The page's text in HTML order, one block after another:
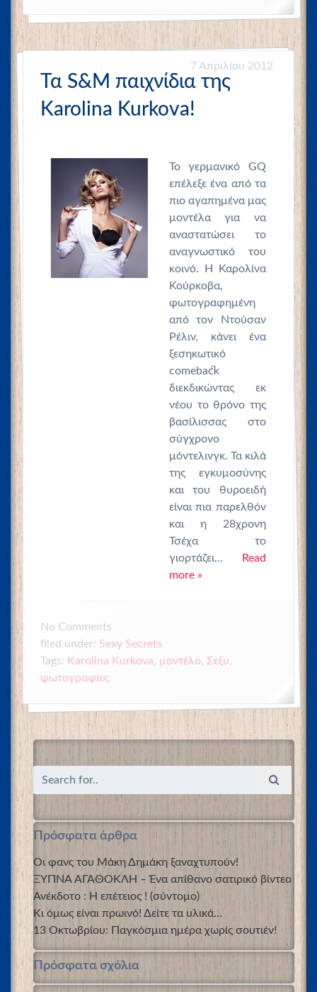
7 Απριλίου 2012
Τα S&M παιχνίδια της
Karolina Kurkova!
Το γερμανικό GQ
επέλεξε ένα από τα
πιο αγαπημένα μας
μοντέλα για να
αναστατώσει το
αναγνωστικό του
κοινό. Η Καρολίνα
Κούρκοβα,
φωτογραφημένη
από τον Ντούσαν
Ρέλιν, κάνει ένα
ξεσηκωτικό
comeback
διεκδικώντας εκ
νέου το θρόνο της
βασίλισσας στο
σύγχρονο
μόντελινγκ. Τα κιλά
της εγκυμοσύνης
και του θυροειδή
είναι πια παρελθόν
και η 28χρονη
Τσέχα το
γιορτάζει…
Read
more »
No Comments
filed under: Sexy Secrets
Tags: Karolina Kurkova, μοντέλο, Σεξυ,
φωτογραφίες
Πρόσφατα άρθρα
Οι φανς του Μάκη Δημάκη ξαναχτυπούν!
ΞΥΠΝΑ ΑΓΑΘΟΚΛΗ – Ένα απίθανο σατιρικό βίντεο
Ανέκδοτο : Η επέτειος ! (σύντομο)
Κι όμως είναι πρωινό! Δείτε τα υλικά…
13 Οκτωβρίου: Παγκόσμια ημέρα χωρίς σουτιέν!
Πρόσφατα σχόλια